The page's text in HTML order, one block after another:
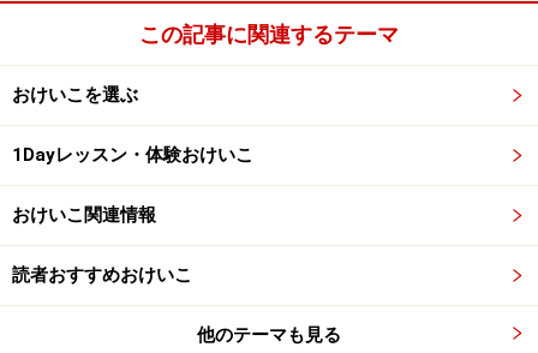
以上、3つのレッスンスタイルはそれぞれ特徴が異なり
ます。自分の好みや性格に合わせて、もっとも身につき
そうな形式を選ぶと失敗は少ないでしょう。
※記事内容は執筆時点のものです。最新の内容をご確認くださ
い。
この記事に関連するテーマ
おけいこを選ぶ
1Dayレッスン・体験おけいこ
おけいこ関連情報
読者おすすめおけいこ
他のテーマも見る